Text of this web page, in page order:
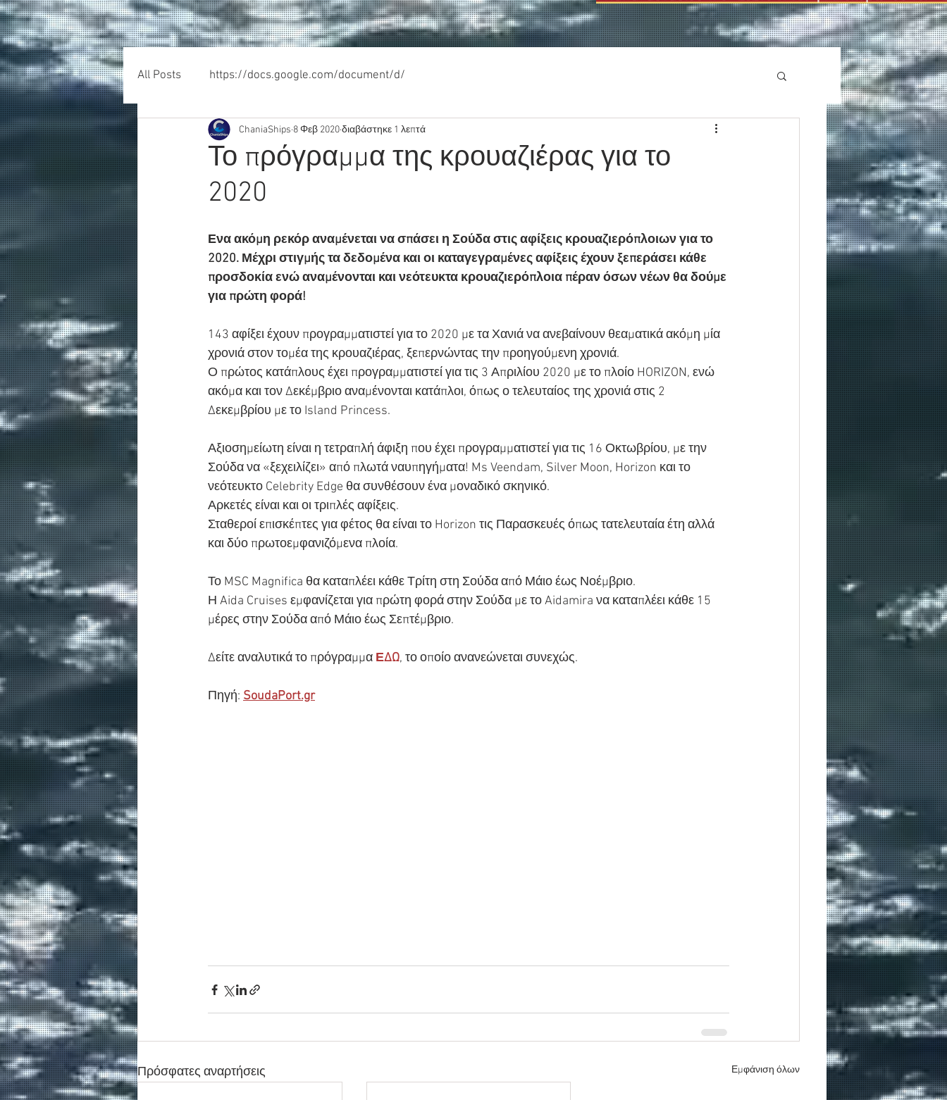
All Posts https://docs.google.com/document/d/
Το πρόγραμμα της κρουαζιέρας για το
2020
ChaniaShips 8 Φεβ 2020διαβάστηκε 1 λεπτά
Ενα ακόμη ρεκόρ αναμένεται να σπάσει η Σούδα στις αφίξεις κρουαζιερόπλοιων για το
2020. Μέχρι στιγμής τα δεδομένα και οι καταγεγραμένες αφίξεις έχουν ξεπεράσει κάθε
προσδοκία ενώ αναμένονται και νεότευκτα κρουαζιερόπλοια πέραν όσων νέων θα δούμε
για πρώτη φορά!
143 αφίξει έχουν προγραμματιστεί για το 2020 με τα Χανιά να ανεβαίνουν θεαματικά ακόμη μία
χρονιά στον τομέα της κρουαζιέρας, ξεπερνώντας την προηγούμενη χρονιά.
Ο πρώτος κατάπλους έχει προγραμματιστεί για τις 3 Απριλίου 2020 με το πλοίο HORIZON, ενώ
ακόμα και τον Δεκέμβριο αναμένονται κατάπλοι, όπως ο τελευταίος της χρονιά στις 2
Δεκεμβρίου με το Island Princess.
Αξιοσημείωτη είναι η τετραπλή άφιξη που έχει προγραμματιστεί για τις 16 Οκτωβρίου, με την
Σούδα να «ξεχειλίζει» από πλωτά ναυπηγήματα! Ms Veendam, Silver Moon, Horizon και το
νεότευκτο Celebrity Edge θα συνθέσουν ένα μοναδικό σκηνικό.
Αρκετές είναι και οι τριπλές αφίξεις.
Σταθεροί επισκέπτες για φέτος θα είναι το Horizon τις Παρασκευές όπως τατελευταία έτη αλλά
και δύο πρωτοεμφανιζόμενα πλοία.
Το MSC Magnifica θα καταπλέει κάθε Τρίτη στη Σούδα από Μάιο έως Νοέμβριο.
Η Aida Cruises εμφανίζεται για πρώτη φορά στην Σούδα με το Aidamira να καταπλέει κάθε 15
μέρες στην Σούδα από Μάιο έως Σεπτέμβριο.
Δείτε αναλυτικά το πρόγραμμα ΕΔΩ, το οποίο ανανεώνεται συνεχώς.
Πηγή: SoudaPort.gr
Πρόσφατες αναρτήσεις Εμφάνιση όλων